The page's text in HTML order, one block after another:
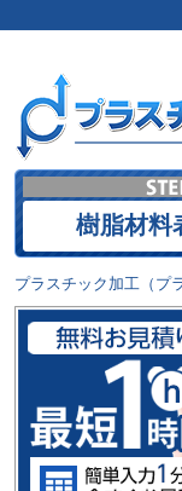
樹脂材料
プラスチック加工（プ